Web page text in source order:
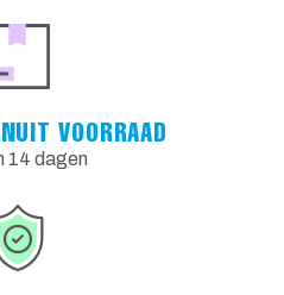
VOORRAAD
14 dagen